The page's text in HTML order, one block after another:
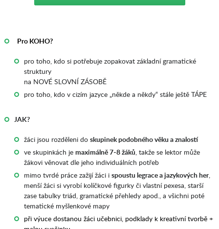
_
Pro KOHO?
pro toho, kdo si potřebuje zopakovat základní gramatické
struktury
na NOVÉ SLOVNÍ ZÁSOBĚ
pro toho, kdo v cizím jazyce „někde a někdy“ stále ještě TÁPE
JAK?
žáci jsou rozděleni do skupinek podobného věku a znalostí
ve skupinkách je maximálně 7-8 žáků, takže se lektor může
žákovi věnovat dle jeho individuálních potřeb
mimo tvrdé práce zažijí žáci i spoustu legrace a jazykových her,
menší žáci si vyrobí kolíčkové figurky či vlastní pexesa, starší
zase tabulky triád, gramatické přehledy apod., a všichni poté
tematické myšlenkové mapy
při výuce dostanou žáci učebnici, podklady k kreativní tvorbě +